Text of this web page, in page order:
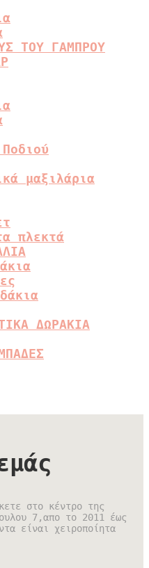
ΤΟΥ ΓΑΜΠΡΟΥ
μαξιλάρια
πλεκτά
ΔΩΡΑΚΙΑ
στο κέντρο της
7,απο το 2011 έως
είναι χειροποίητα